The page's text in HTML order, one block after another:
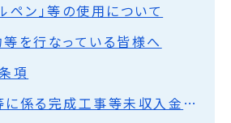
ペン」等の使用について
を行なっている皆様へ
項
市発注工事等に係る完成工事等未収入金債権の流動化について